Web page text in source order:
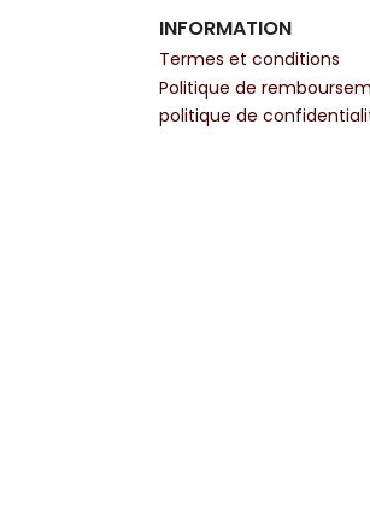
INFORMATION
Termes et conditions
Politique de
politique de